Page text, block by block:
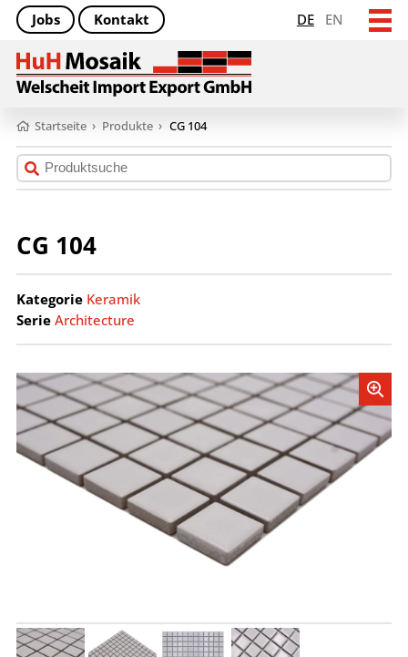
DE EN
Jobs Kontakt
Startseite › Produkte › CG 104
CG 104
Kategorie Keramik
Serie Architecture